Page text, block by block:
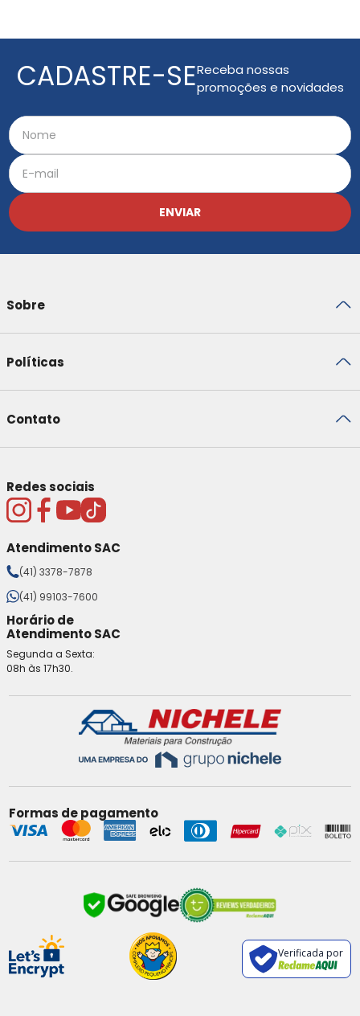
CADASTRE-SEReceba nossas
promoções e novidades
ENVIAR
Sobre
Políticas
Contato
Redes sociais
Atendimento SAC
(41) 3378-7878
(41) 99103-7600
Horário de
Atendimento SAC
Segunda a Sexta:
08h às 17h30.
Formas de pagamento
Verificada por